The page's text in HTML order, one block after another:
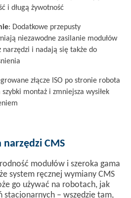
i długą żywotność​​
: Dodatkowe przepusty
niezawodne zasilanie modułów
i nadają się także do
złącze ISO po stronie robota
montaż i zmniejsza wysiłek
narzędzi CMS
modułów i szeroka gama
system ręcznej wymiany CMS
go używać na robotach, jak
stacjonarnych – wszędzie tam,